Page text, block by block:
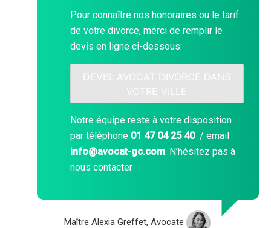
Pour connaître nos honoraires ou le tarif
de votre divorce, merci de remplir le
devis en ligne ci-dessous:
DEVIS: AVOCAT DIVORCE DANS
VOTRE VILLE
Notre équipe reste à votre disposition
par téléphone 01 47 04 25 40 / email
info@avocat-gc.com. N’hésitez pas à
nous contacter
Maître Alexia Greffet, Avocate